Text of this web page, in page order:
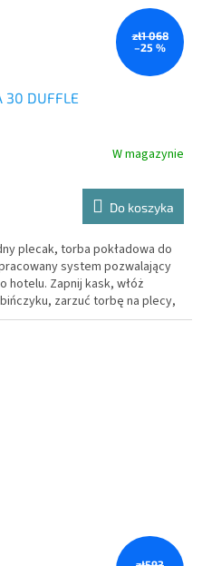
zł1 068
–25 %
30 DUFFLE
W magazynie
Do koszyka
plecak, torba pokładowa do
system pozwalający
hotelu. Zapnij kask, włóż
zarzuć torbę na plecy,